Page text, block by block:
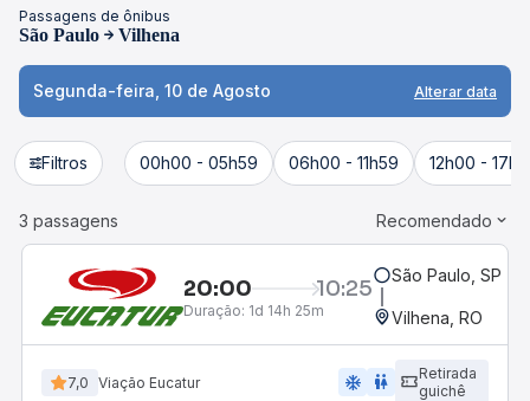
Passagens de ônibus
São Paulo Vilhena
Segunda-feira, 10 de Agosto Alterar data
Filtros 00h00 - 05h59 06h00 - 11h59 12h00 -
3 passagens Recomendado
20:00 10:25
Duração: 1d 14h 25m
São Paulo, SP -
Vilhena, RO
7,0 Viação Eucatur ac_unit wc
Retirada
guichê